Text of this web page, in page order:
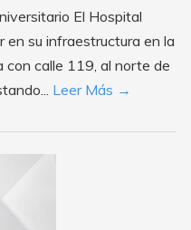
El Hospital
en su infraestructura en la
con calle 119, al norte de
Leer Más →